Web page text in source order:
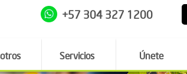
+57 304 327 1200
Servicios Únete